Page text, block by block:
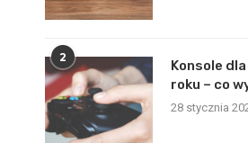
2
Konsole
roku – co
28 stycznia